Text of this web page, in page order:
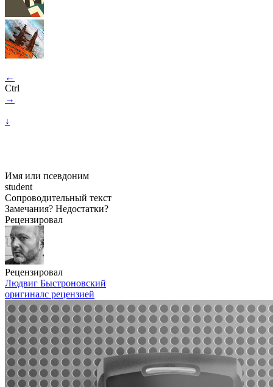
←
Ctrl
→
↓
Имя или псевдоним
student
Сопроводительный текст
Замечания? Недостатки?
Рецензировал
Рецензировал
Людвиг Быстроновский
оригиналс рецензией